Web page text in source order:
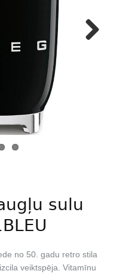
sulu
no 50. gadu retro stila
veiktspēja. Vitamīnu